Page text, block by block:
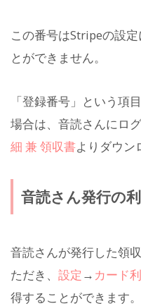
この番号はStripeの設
とができません。
「登録番号」という項
場合は、音読さんにロ
細 兼 領収書よりダウン
音読さん発行の
音読さんが発行した領
ただき、 設定 → カード
得することができます。